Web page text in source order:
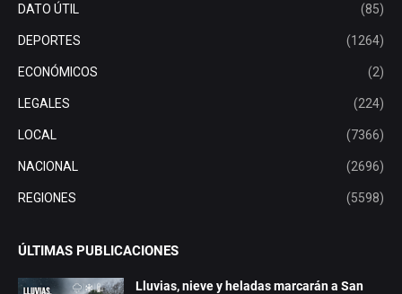
DATO ÚTIL (85)
DEPORTES (1264)
ECONÓMICOS (2)
LEGALES (224)
LOCAL (7366)
NACIONAL (2696)
REGIONES (5598)
ÚLTIMAS PUBLICACIONES
Lluvias, nieve y heladas marcarán a San